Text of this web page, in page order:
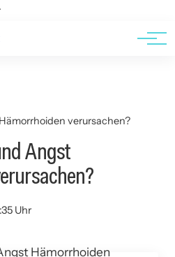
verursachen?
Angst
Uhr